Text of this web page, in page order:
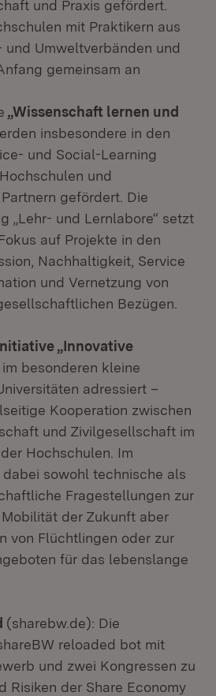
und Praxis gefördert.
mit Praktikern aus
und Umweltverbänden und
gemeinsam an
„Wissenschaft lernen und
insbesondere in den
und Social-Learning
und
gefördert. Die
„Lehr- und Lernlabore“ setzt
auf Projekte in den
Nachhaltigkeit, Service
und Vernetzung von
Bezügen.
„Innovative
besonderen kleine
adressiert –
Kooperation zwischen
und Zivilgesellschaft im
Hochschulen. Im
sowohl technische als
Fragestellungen zur
der Zukunft aber
von Flüchtlingen oder zur
für das lebenslange
(sharebw.de): Die
reloaded bot mit
und zwei Kongressen zu
Risiken der Share Economy